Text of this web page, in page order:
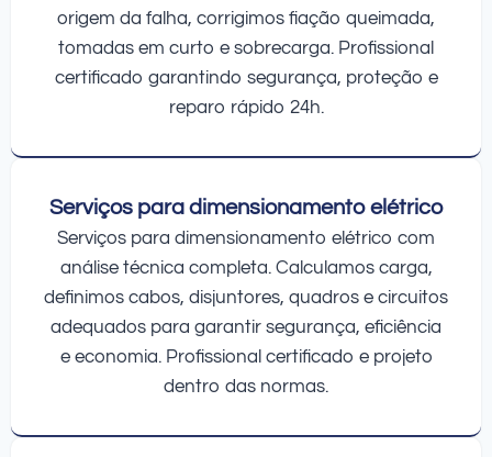
origem da falha, corrigimos fiação queimada,
tomadas em curto e sobrecarga. Profissional
certificado garantindo segurança, proteção e
reparo rápido 24h.
Serviços para dimensionamento elétrico
Serviços para dimensionamento elétrico com
análise técnica completa. Calculamos carga,
definimos cabos, disjuntores, quadros e circuitos
adequados para garantir segurança, eficiência
e economia. Profissional certificado e projeto
dentro das normas.